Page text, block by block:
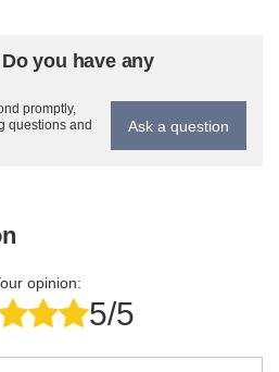
you have any
promptly,
questions and
Ask a question
opinion:
5/5